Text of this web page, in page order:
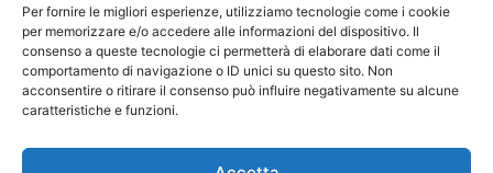
Per fornire le migliori esperienze, utilizziamo tecnologie come i cookie
per memorizzare e/o accedere alle informazioni del dispositivo. Il
consenso a queste tecnologie ci permetterà di elaborare dati come il
comportamento di navigazione o ID unici su questo sito. Non
acconsentire o ritirare il consenso può influire negativamente su alcune
caratteristiche e funzioni.
Federazione Nazionale Degli Ordini dei Biologi:
codice fiscale 80069130583
Responsabile sito internet www.fnob.it: